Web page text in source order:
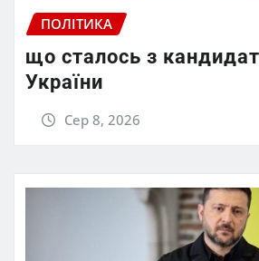
ПОЛІТИКА
що сталось з
України
Сер 8, 2026